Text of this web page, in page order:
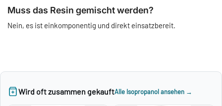
Muss das Resin gemischt werden?
Nein, es ist einkomponentig und direkt einsatzbereit.
Wird oft zusammen gekauftAlle Isopropanol ansehen →